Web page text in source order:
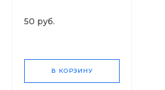
50 руб.
В КОРЗИНУ